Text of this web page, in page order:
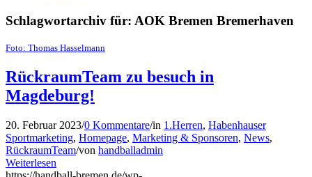
Schlagwortarchiv für: AOK Bremen Bremerhaven
Foto: Thomas Hasselmann
RückraumTeam zu besuch in
Magdeburg!
20. Februar 2023/0 Kommentare/in 1.Herren, Habenhauser
Sportmarketing, Homepage, Marketing & Sponsoren, News,
RückraumTeam/von handballadmin
Weiterlesen